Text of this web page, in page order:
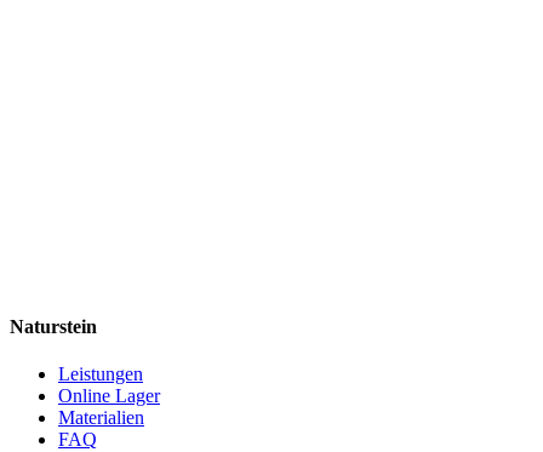
Naturstein
Leistungen
Online Lager
Materialien
FAQ